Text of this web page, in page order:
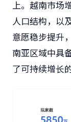
上。越南市场
人口结构，以
意愿稳步提升
南亚区域中具
了可持续增长